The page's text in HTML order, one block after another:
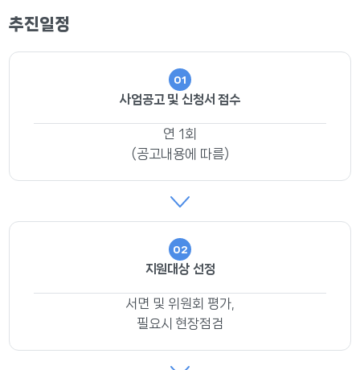
추진일정
01
사업공고 및 신청서 접수
연 1회
(공고내용에 따름)
02
지원대상 선정
서면 및 위원회 평가,
필요시 현장점검